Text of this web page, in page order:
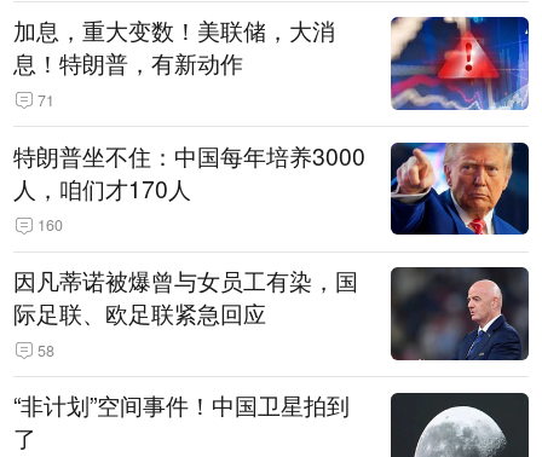
加息，重大变数！美联储，大消
息！特朗普，有新动作
71
特朗普坐不住：中国每年培养3000
人，咱们才170人
160
因凡蒂诺被爆曾与女员工有染，国
际足联、欧足联紧急回应
58
“非计划”空间事件！中国卫星拍到
了